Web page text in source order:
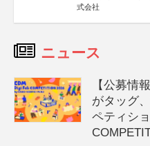
式会社
ニュース
【公募情
がタッグ
ペティシ